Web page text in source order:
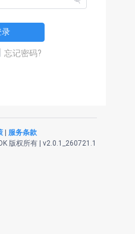
录
忘记密码?
|
服务条款
版权所有 | v2.0.1_260721.1